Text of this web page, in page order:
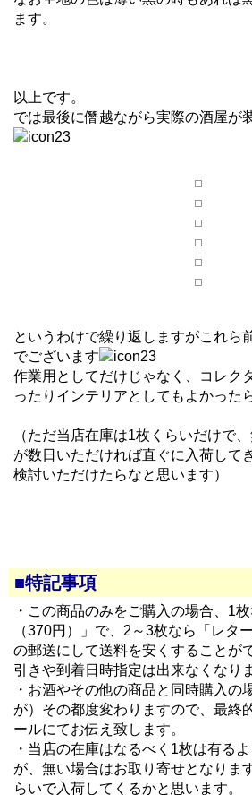
ます。
以上です。
では最後に僭越ながら実際の酒屋が
というわけで繰り返しますがこれら
でございます
作業用としてだけじゃなく、コレク
ったりインテリアとしてもよかった
（ただ当店在庫は1枚くらいだけで
が数日いただければ直ぐに入荷して
検討いただけたらなと思います）
■特記事項
・この商品のみをご購入の場合、1
（370円）」で、2～3枚なら「レタ
の郵送にして送料を安くすることが
引きや到着日時指定は出来なくなり
・お酒やその他の商品と同時購入の
が）その都度変わりますので、最終
ールにてお伝え致します。
・当店の在庫はなるべく1枚は有る
が、無い場合はお取り寄せとなりま
らいで入荷してくるかと思います。